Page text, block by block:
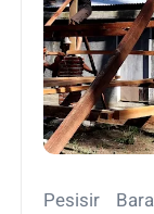
Pesisir